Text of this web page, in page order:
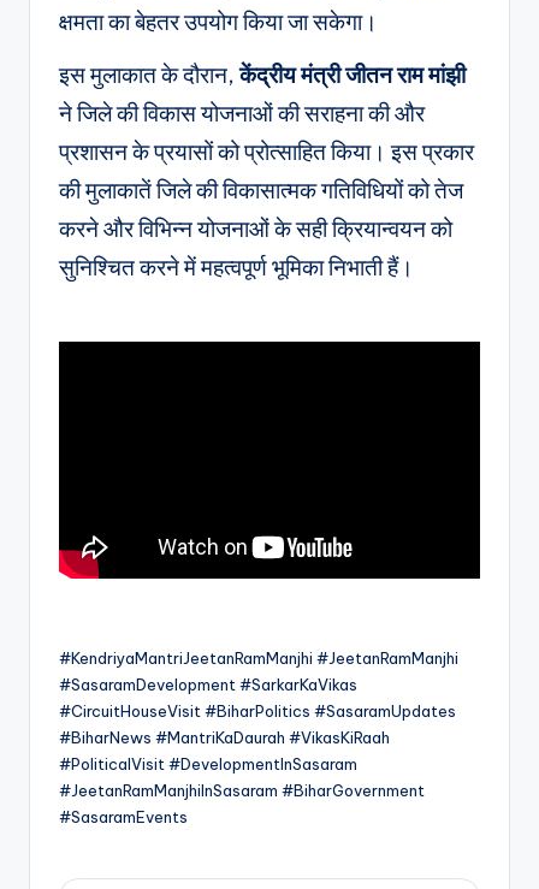
क्षमता का बेहतर उपयोग किया जा सकेगा।
इस मुलाकात के दौरान,केंद्रीय मंत्री जीतन राम मांझी
ने जिले की विकास योजनाओं की सराहना की और
प्रशासन के प्रयासों को प्रोत्साहित किया। इस प्रकार
की मुलाकातें जिले की विकासात्मक गतिविधियों को तेज
करने और विभिन्न योजनाओं के सही क्रियान्वयन को
सुनिश्चित करने में महत्वपूर्ण भूमिका निभाती हैं।
#KendriyaMantriJeetanRamManjhi #JeetanRamManjhi
#SasaramDevelopment #SarkarKaVikas
#CircuitHouseVisit #BiharPolitics #SasaramUpdates
#BiharNews #MantriKaDaurah #VikasKiRaah
#PoliticalVisit #DevelopmentInSasaram
#JeetanRamManjhiInSasaram #BiharGovernment
#SasaramEvents